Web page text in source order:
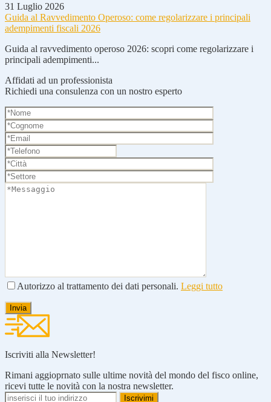
31 Luglio 2026
Guida al Ravvedimento Operoso: come regolarizzare i principali
adempimenti fiscali 2026
Guida al ravvedimento operoso 2026: scopri come regolarizzare i
principali adempimenti...
Affidati ad un professionista
Richiedi una consulenza con un nostro esperto
Autorizzo al trattamento dei dati personali. Leggi tutto
Iscriviti alla Newsletter!
Rimani aggioprnato sulle ultime novità del mondo del fisco online,
ricevi tutte le novità con la nostra newsletter.